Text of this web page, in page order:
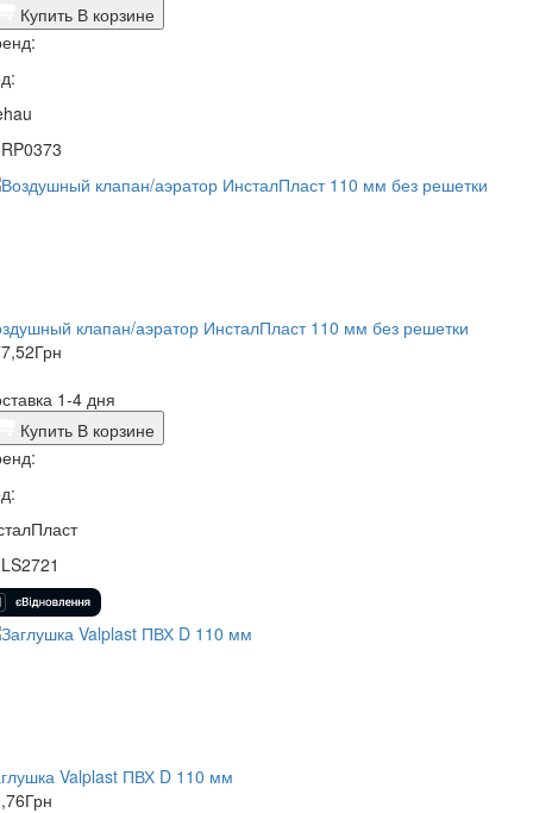
Купить В корзине
клапан/аэратор ИнсталПласт 110 мм без решетки
Грн
1-4 дня
Купить В корзине
Valplast ПВХ D 110 мм
Грн